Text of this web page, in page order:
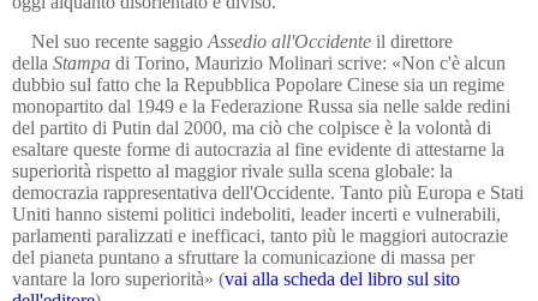
Nel suo recente saggio Assedio all'Occidente il direttore
della Stampa di Torino, Maurizio Molinari scrive: «Non c'è alcun
dubbio sul fatto che la Repubblica Popolare Cinese sia un regime
monopartito dal 1949 e la Federazione Russa sia nelle salde redini
del partito di Putin dal 2000, ma ciò che colpisce è la volontà di
esaltare queste forme di autocrazia al fine evidente di attestarne la
superiorità rispetto al maggior rivale sulla scena globale: la
democrazia rappresentativa dell'Occidente. Tanto più Europa e Stati
Uniti hanno sistemi politici indeboliti, leader incerti e vulnerabili,
parlamenti paralizzati e inefficaci, tanto più le maggiori autocrazie
del pianeta puntano a sfruttare la comunicazione di massa per
vantare la loro superiorità» (vai alla scheda del libro sul sito